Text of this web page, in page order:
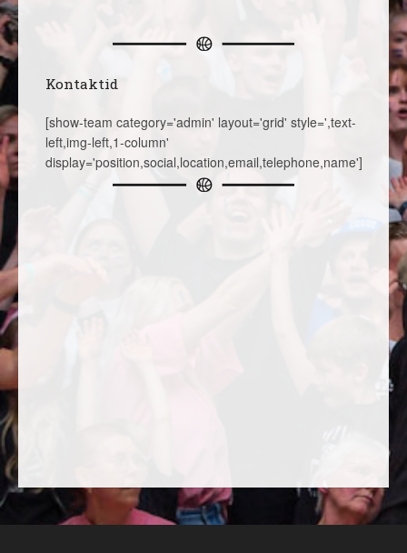
Kontaktid
[show-team category='admin' layout='grid' style=',text-
left,img-left,1-column'
display='position,social,location,email,telephone,name']